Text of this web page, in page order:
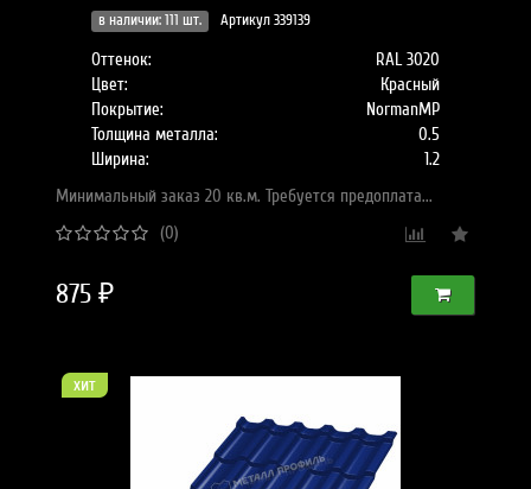
в наличии: 111 шт. Артикул 339139
Оттенок:
RAL 3020
Цвет:
Красный
Покрытие:
NormanMP
Толщина металла:
0.5
Ширина:
1.2
Минимальный заказ 20 кв.м. Требуется предоплата...
(0)
875 ₽
хит